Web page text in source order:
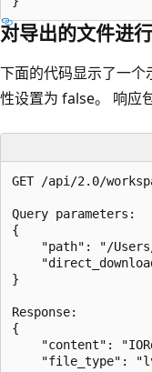
对导出的文件进
下面的代码显示了一个
性设置为 false。 响应
GET /api/2.0/
Query parameters:
{
"path": "/
}
Response:
{
"content":
"file_type":